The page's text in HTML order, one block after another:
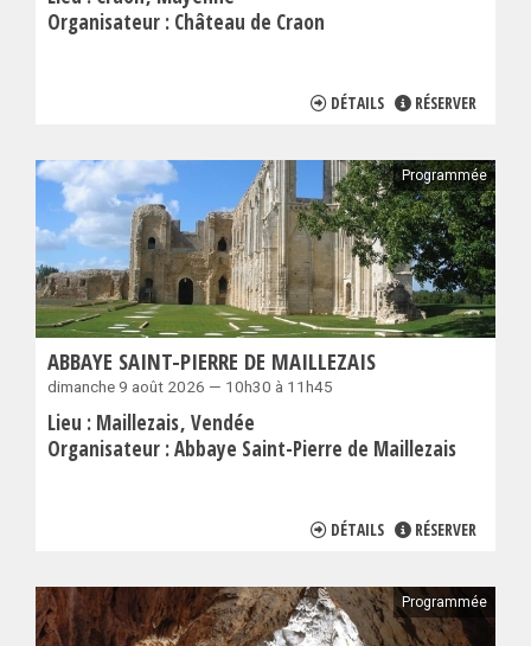
Organisateur : Château de Craon
DÉTAILS RÉSERVER
Programmée
ABBAYE SAINT-PIERRE DE MAILLEZAIS
dimanche 9 août 2026 — 10h30 à 11h45
Lieu : Maillezais Vendée
Organisateur :Abbaye Saint-Pierre de Maillezais
DÉTAILS RÉSERVER
Programmée